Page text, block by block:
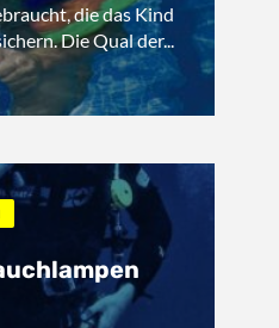
die das Kind
Die Qual der...